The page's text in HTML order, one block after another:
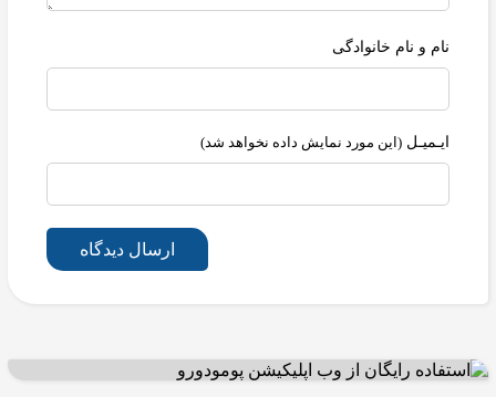
نام و نام خانوادگی
ایـمیـل (این مورد نمایش داده نخواهد شد)
ارسال دیدگاه